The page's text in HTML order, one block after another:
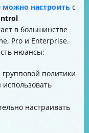
можно настроить с
в большинстве
Pro и Enterprise.
нюансы:
политики
настраивать